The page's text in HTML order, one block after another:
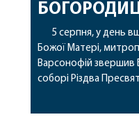
5 серпня, у день
Божої Матері,
Варсонофій звершив
соборі Різдва
Його